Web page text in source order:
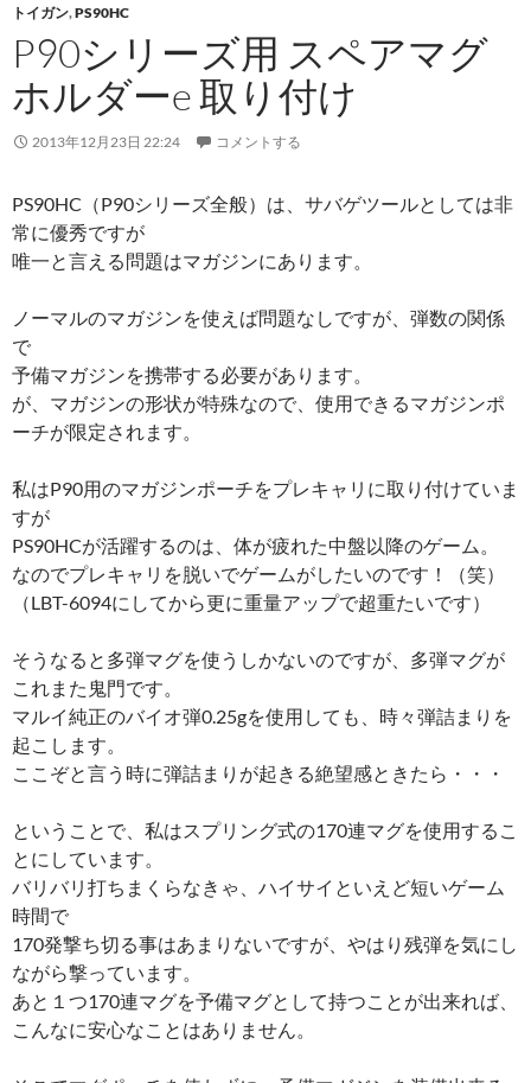
トイガン,PS90HC
P90シリーズ用 スペアマグ
ホルダーe 取り付け
2013年12月23日 22:24 コメントする
PS90HC（P90シリーズ全般）は、サバゲツールとしては非
常に優秀ですが
唯一と言える問題はマガジンにあります。
ノーマルのマガジンを使えば問題なしですが、弾数の関係
で
予備マガジンを携帯する必要があります。
が、マガジンの形状が特殊なので、使用できるマガジンポ
ーチが限定されます。
私はP90用のマガジンポーチをプレキャリに取り付けていま
すが
PS90HCが活躍するのは、体が疲れた中盤以降のゲーム。
なのでプレキャリを脱いでゲームがしたいのです！（笑）
（LBT-6094にしてから更に重量アップで超重たいです）
そうなると多弾マグを使うしかないのですが、多弾マグが
これまた鬼門です。
マルイ純正のバイオ弾0.25gを使用しても、時々弾詰まりを
起こします。
ここぞと言う時に弾詰まりが起きる絶望感ときたら・・・
ということで、私はスプリング式の170連マグを使用するこ
とにしています。
バリバリ打ちまくらなきゃ、ハイサイといえど短いゲーム
時間で
170発撃ち切る事はあまりないですが、やはり残弾を気にし
ながら撃っています。
あと１つ170連マグを予備マグとして持つことが出来れば、
こんなに安心なことはありません。